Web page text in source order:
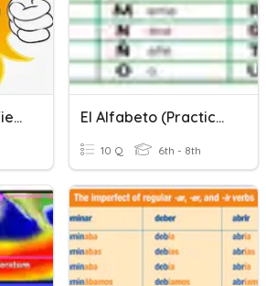
El Calendario/el Tiempo El Alfabeto (practicando El Deletreo)
10 Q 6th - 8th